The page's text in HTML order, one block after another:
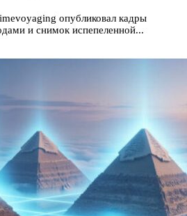
опубликовал кадры
и снимок испепеленной...